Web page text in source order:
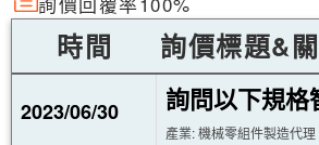
時間 詢價標題&
2023/06/30 詢問以下規格
產業: 機械零組件製造代理